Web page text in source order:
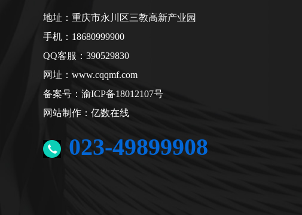
地址：重庆市永川区三教高新产业园
手机：18680999900
QQ客服：390529830
网址： www.cqqmf.com
备案号：渝ICP备18012107号
网站制作：亿数在线
023-49899908